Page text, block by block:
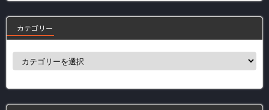
カテゴリー
カ
ー